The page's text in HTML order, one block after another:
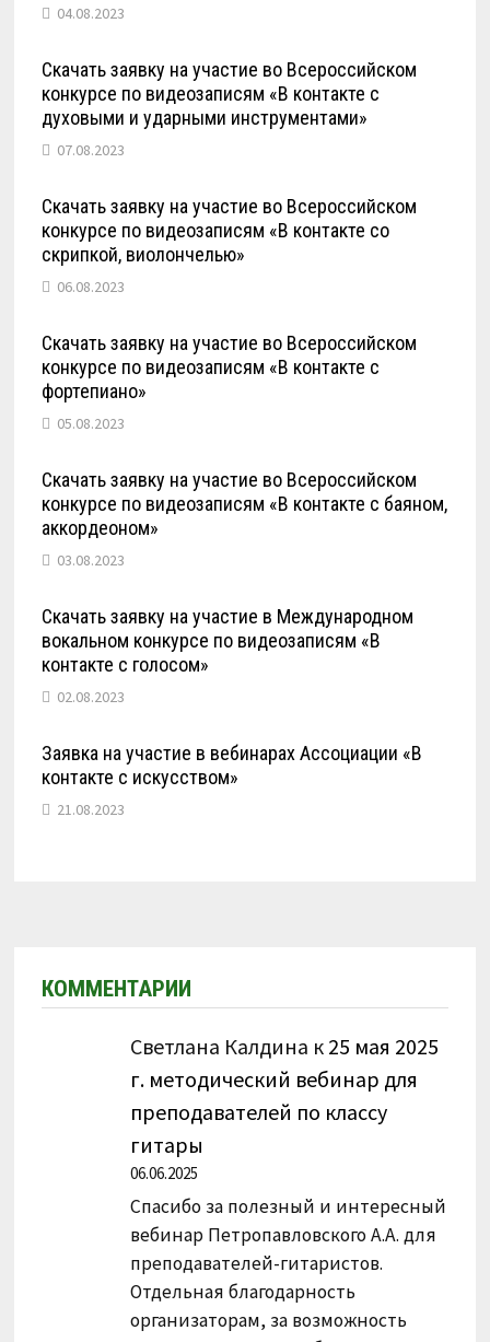
04.08.2023
Скачать заявку на участие во Всероссийском
конкурсе по видеозаписям «В контакте с
духовыми и ударными инструментами»
07.08.2023
Скачать заявку на участие во Всероссийском
конкурсе по видеозаписям «В контакте со
скрипкой, виолончелью»
06.08.2023
Скачать заявку на участие во Всероссийском
конкурсе по видеозаписям «В контакте с
фортепиано»
05.08.2023
Скачать заявку на участие во Всероссийском
конкурсе по видеозаписям «В контакте с баяном,
аккордеоном»
03.08.2023
Скачать заявку на участие в Международном
вокальном конкурсе по видеозаписям «В
контакте с голосом»
02.08.2023
Заявка на участие в вебинарах Ассоциации «В
контакте с искусством»
21.08.2023
КОММЕНТАРИИ
Светлана Калдина к 25 мая 2025
г. методический вебинар для
преподавателей по классу
гитары
06.06.2025
Спасибо за полезный и интересный
вебинар Петропавловского А.А. для
преподавателей-гитаристов.
Отдельная благодарность
организаторам, за возможность